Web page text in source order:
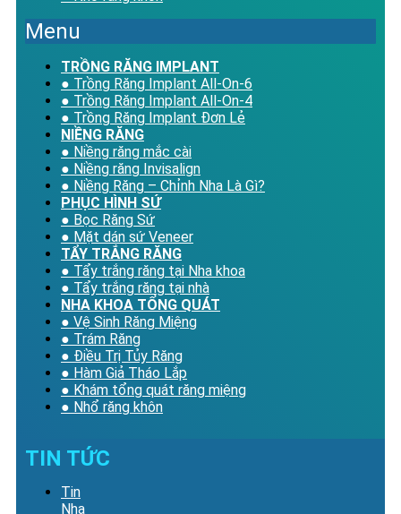
Menu
TRỒNG RĂNG IMPLANT
● Trồng Răng Implant All-On-6
● Trồng Răng Implant All-On-4
● Trồng Răng Implant Đơn Lẻ
NIỀNG RĂNG
● Niềng răng mắc cài
● Niềng răng Invisalign
● Niềng Răng – Chỉnh Nha Là Gì?
PHỤC HÌNH SỨ
● Bọc Răng Sứ
● Mặt dán sứ Veneer
TẨY TRẮNG RĂNG
● Tẩy trắng răng tại Nha khoa
● Tẩy trắng răng tại nhà
NHA KHOA TỔNG QUÁT
● Vệ Sinh Răng Miệng
● Trám Răng
● Điều Trị Tủy Răng
● Hàm Giả Tháo Lắp
● Khám tổng quát răng miệng
● Nhổ răng khôn
TIN TỨC
Tin
Nha